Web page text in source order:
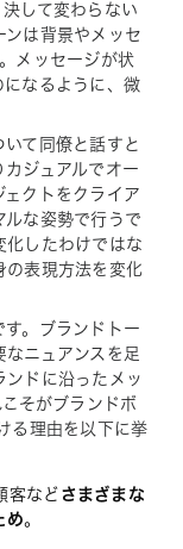
して変わらない
ンは背景やメッセ
メッセージが状
になるように、微
て同僚と話すと
ジュアルでオー
クトをクライア
ルな姿勢で行うで
化したわけではな
の表現方法を変化
。ブランドトー
ニュアンスを足
ンドに沿ったメッ
そがブランドボ
る理由を以下に挙
客など さまざまな
め。